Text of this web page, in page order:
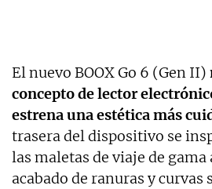
El nuevo BOOX Go 6 (Gen II)
concepto de lector
estrena una estética más
trasera del dispositivo se
las maletas de viaje de
acabado de ranuras y curvas